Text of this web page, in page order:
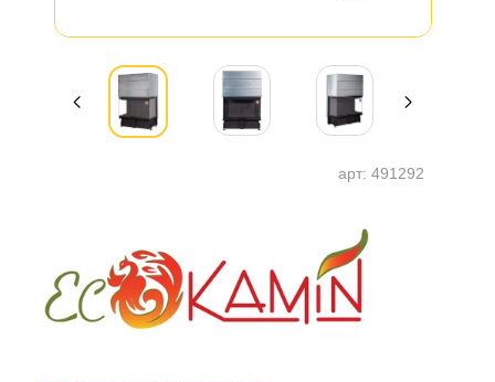
арт: 491292